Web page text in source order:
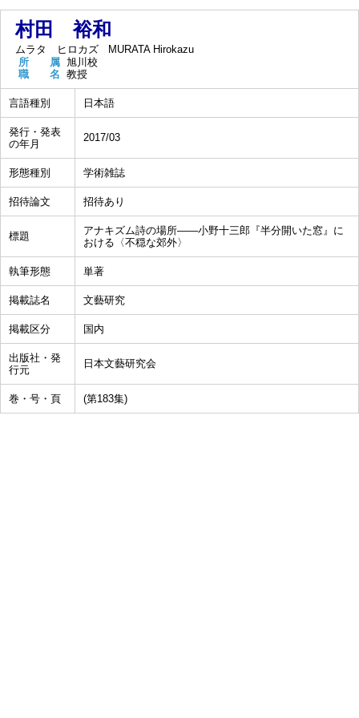
村田 裕和
ムラタ ヒロカズ
MURATA Hirokazu
所 属 旭川校
職 名 教授
言語種別 日本語
発行・発表
の年月
2017/03
形態種別 学術雑誌
招待論文 招待あり
標題
アナキズム詩の場所――小野十三郎『半分開いた窓』に
おける〈不穏な郊外〉
執筆形態 単著
掲載誌名 文藝研究
掲載区分 国内
出版社・発
行元
日本文藝研究会
巻・号・頁 (第183集)